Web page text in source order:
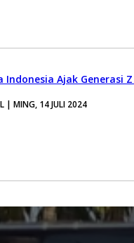
Indonesia Ajak Generasi
| MING, 14 JULI 2024